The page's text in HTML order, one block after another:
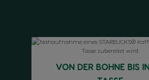
VON DER BOHNE BIS